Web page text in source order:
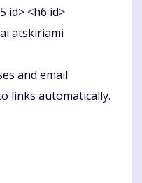
id> <h6 id>
atskiriami
and email
links automatically.